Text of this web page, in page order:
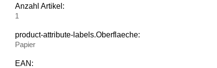
Anzahl Artikel:
1
product-attribute-labels.Oberflaeche:
Papier
EAN: